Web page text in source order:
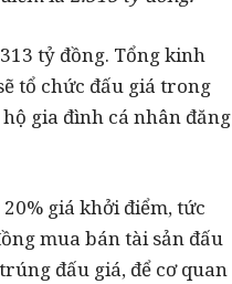
tỷ đồng. Tổng kinh
tổ chức đấu giá trong
gia đình cá nhân đăng
giá khởi điểm, tức
mua bán tài sản đấu
đấu giá, để cơ quan